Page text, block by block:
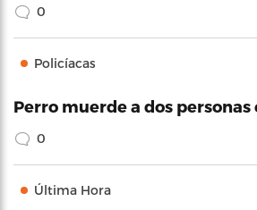
0
Policíacas
Perro muerde a dos personas
0
Última Hora